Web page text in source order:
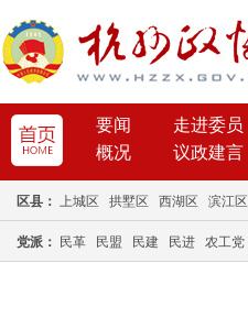
要闻 走进委员
概况
议政建言
区县： 上城区 拱墅区 西湖区 滨江区
党派： 民革 民盟 民建 民进 农工党